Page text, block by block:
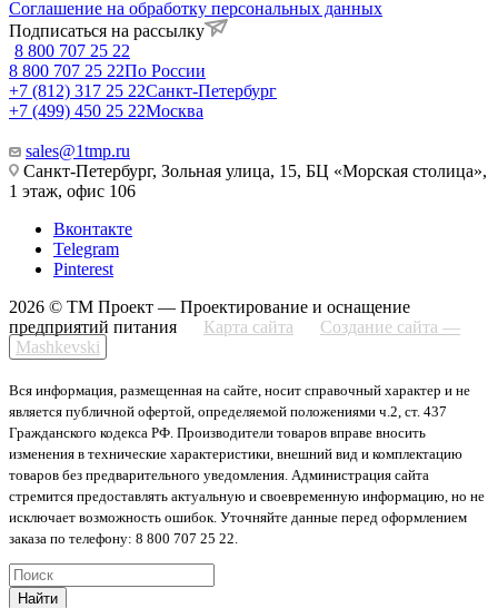
Соглашение на обработку персональных данных
Подписаться на рассылку
8 800 707 25 22
8 800 707 25 22По России
+7 (812) 317 25 22Санкт-Петербург
+7 (499) 450 25 22Москва
sales@1tmp.ru
Санкт-Петербург, Зольная улица, 15, БЦ «Морская столица»,
1 этаж, офис 106
Вконтакте
Telegram
Pinterest
2026 © ТМ Проект — Проектирование и оснащение
предприятий питания
Карта сайта
Создание сайта —
Mashkevski
Вся информация, размещенная на сайте, носит справочный характер и не
является публичной офертой, определяемой положениями ч.2, ст. 437
Гражданского кодекса РФ. Производители товаров вправе вносить
изменения в технические характеристики, внешний вид и комплектацию
товаров без предварительного уведомления. Администрация сайта
стремится предоставлять актуальную и своевременную информацию, но не
исключает возможность ошибок. Уточняйте данные перед оформлением
заказа по телефону: 8 800 707 25 22.
Найти